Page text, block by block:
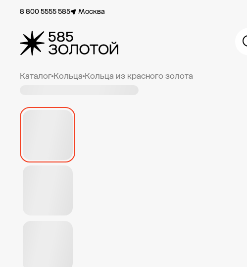
8 800 5555 585 Москва
Каталог Кольца Кольца из красного золота